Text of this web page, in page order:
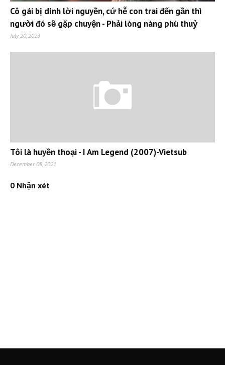
Cô gái bị dính lời nguyền, cứ hễ con trai đến gần thì
người đó sẽ gặp chuyện - Phải lòng nàng phù thuỷ
July 20, 2023
Tôi là huyền thoại - I Am Legend (2007)-Vietsub
December 08, 2021
0 Nhận xét